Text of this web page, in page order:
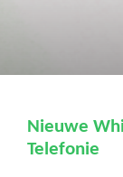
Nieuwe
Telefonie